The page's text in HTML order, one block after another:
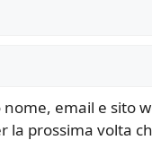
nome, email e sito
la prossima volta